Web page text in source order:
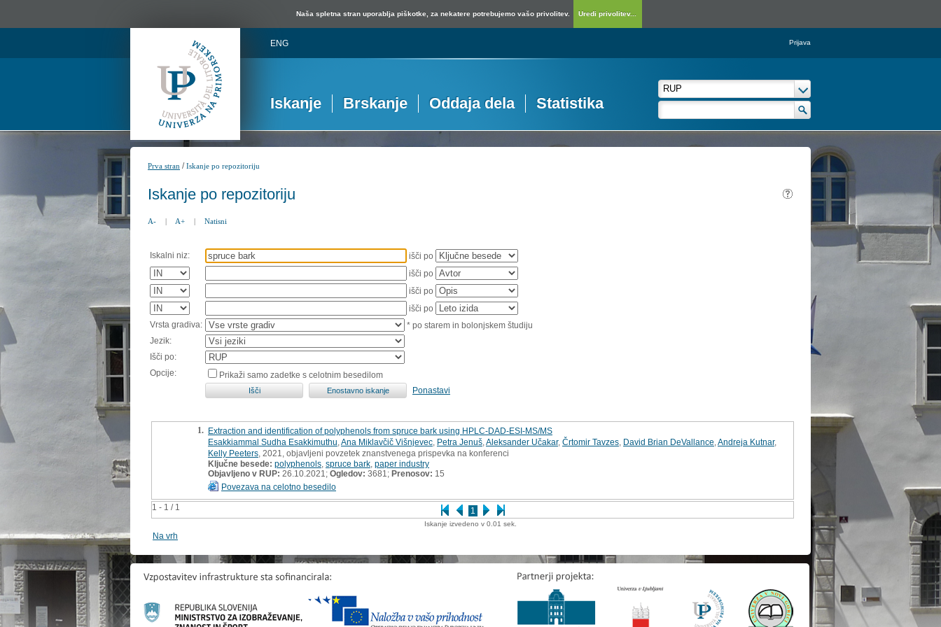
Naša spletna stran uporablja piškotke, za nekatere potrebujemo vašo privolitev. Uredi privolitev...
ENG Prijava
Iskanje Brskanje Oddaja dela Statistika
Prva stran /Iskanje po repozitoriju
Iskanje po repozitoriju
A- | A+ | Natisni
Iskalni niz:
išči po
išči po
išči po
išči po
Vrsta gradiva:
* po starem in bolonjskem študiju
Jezik:
Išči po:
Opcije:
Prikaži samo zadetke s celotnim besedilom
Ponastavi
1 - 1 / 1 1
1. Extraction and identification of polyphenols from spruce bark using HPLC-DAD-ESI-MS/MS
Esakkiammal Sudha Esakkimuthu Ana Miklavčič Višnjevec Petra Jenuš Aleksander Učakar, Črtomir Tavzes David Brian DeVallance Andreja Kutnar,
Kelly Peeters , 2021, objavljeni povzetek znanstvenega prispevka na konferenci
Ključne besede: polyphenols spruce bark paper industry
Objavljeno v RUP: 26.10.2021; Ogledov: 3681; Prenosov: 15
Povezava na celotno besedilo
Iskanje izvedeno v 0.01 sek.
Na vrh